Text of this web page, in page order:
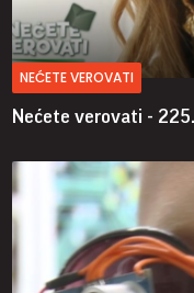
NEĆETE VEROVATI
Nećete verovati -